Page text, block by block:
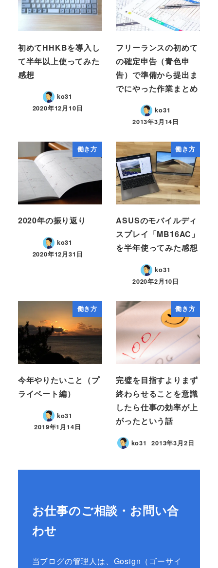
初めてHHKBを導入し
て半年以上使ってみた
感想
ko31
2020年12月10日
フリーランスの初めて
の確定申告（青色申
告）で準備から提出ま
でにやった作業まとめ
ko31
2013年3月14日
働き方
2020年の振り返り
ko31
2020年12月31日
働き方
ASUSのモバイルディ
スプレイ「MB16AC」
を半年使ってみた感想
ko31
2020年2月10日
働き方
今年やりたいこと（プ
ライベート編）
ko31
2019年1月14日
働き方
完璧を目指すよりまず
終わらせることを意識
したら仕事の効率が上
がったという話
ko31 2013年3月2日
お仕事のご相談・お問い合
わせ
当ブログの管理人は、Gosign（ゴーサイ